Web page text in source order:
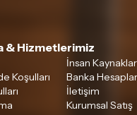
& Hizmetlerimiz
İnsan
Koşulları
Banka
İletişim
Kurumsal Satış